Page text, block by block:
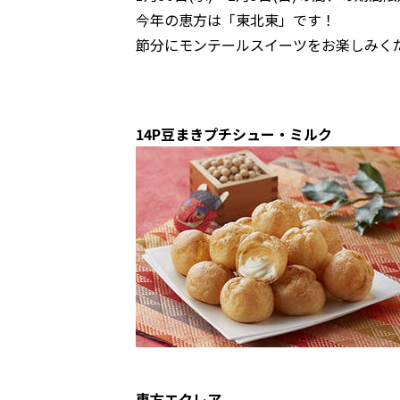
今年の恵方は「東北東」です！
節分にモンテールスイーツをお楽しみ
14P豆まきプチシュー・ミルク